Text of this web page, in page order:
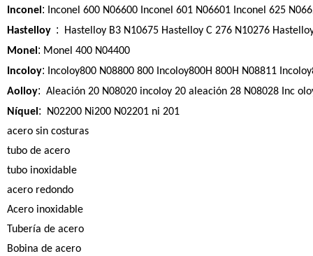
Inconel : Inconel 600 N06600 Inconel 601 N06601 Inconel 625
Hastelloy :
Hastelloy B3 N10675 Hastelloy C 276 N10276
Monel : Monel 400 N04400
Incoloy: Incoloy800 N08800 800 Incoloy800H 800H N08811
Aolloy: Aleación 20 N08020 incoloy 20 aleación 28 N08028 Inc
Níquel :
N02200 Ni200 N02201 ni 201
acero sin costuras
tubo de acero
tubo inoxidable
acero redondo
Acero inoxidable
Tubería de acero
Bobina de acero